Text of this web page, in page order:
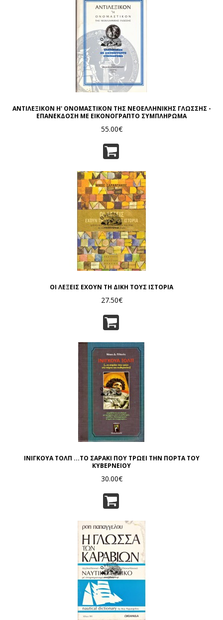
ΑΝΤΙΛΕΞΙΚΟΝ Η' ΟΝΟΜΑΣΤΙΚΟΝ ΤΗΣ ΝΕΟΕΛΛΗΝΙΚΗΣ ΓΛΩΣΣΗΣ -
ΕΠΑΝΕΚΔΟΣΗ ΜΕ ΕΙΚΟΝΟΓΡΑΠΤΟ ΣΥΜΠΛΗΡΩΜΑ
55.00€
ΟΙ ΛΕΞΕΙΣ ΕΧΟΥΝ ΤΗ ΔΙΚΗ ΤΟΥΣ ΙΣΤΟΡΙΑ
27.50€
ΙΝΙΓΚΟΥΑ ΤΟΛΠ ...ΤΟ ΣΑΡΑΚΙ ΠΟΥ ΤΡΩΕΙ ΤΗΝ ΠΟΡΤΑ ΤΟΥ
ΚΥΒΕΡΝΕΙΟΥ
30.00€